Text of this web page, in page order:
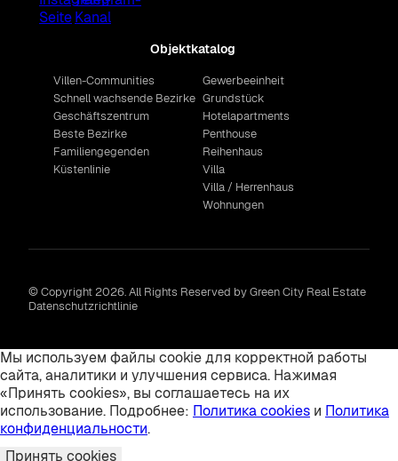
Objektkatalog
Villen-Communities
Schnell wachsende Bezirke
Geschäftszentrum
Beste Bezirke
Familiengegenden
Küstenlinie
Gewerbeeinheit
Grundstück
Hotelapartments
Penthouse
Reihenhaus
Villa
Villa / Herrenhaus
Wohnungen
© Copyright 2026. All Rights Reserved by Green City Real Estate
Datenschutzrichtlinie
Мы используем файлы cookie для корректной работы
сайта, аналитики и улучшения сервиса. Нажимая
«Принять cookies», вы соглашаетесь на их
использование. Подробнее: Политика cookies и Политика
конфиденциальности.
Принять cookies